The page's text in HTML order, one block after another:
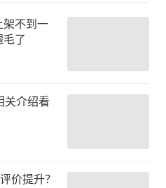
架不到一
毛了
关介绍看
价提升？